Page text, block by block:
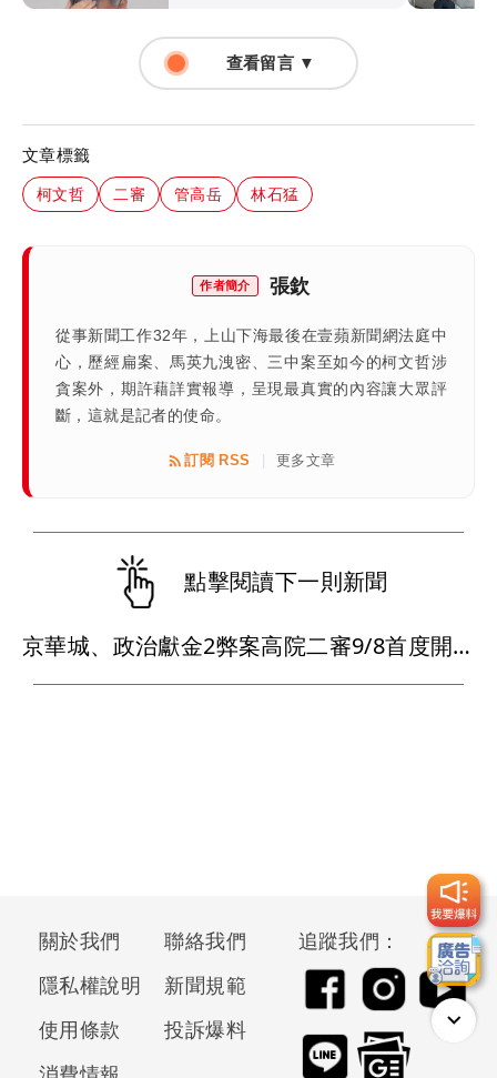
查看留言 ▼
文章標籤
柯文哲 二審 管高岳 林石猛
作者簡介 張欽
從事新聞工作32年，上山下海最後在壹蘋新聞網法庭中
心，歷經扁案、馬英九洩密、三中案至如今的柯文哲涉
貪案外，期許藉詳實報導，呈現最真實的內容讓大眾評
斷，這就是記者的使命。
訂閱 RSS 更多文章
點擊閱讀下一則新聞
京華城、政治獻金2弊案高院二審9/8首度開庭 柯文哲明換電子手環
關於我們
聯絡我們
隱私權說明
新聞規範
使用條款
投訴爆料
追蹤我們：